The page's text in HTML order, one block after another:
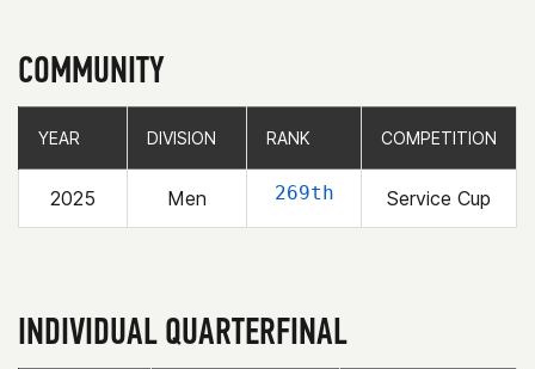
COMMUNITY
YEAR DIVISION RANK COMPETITION
2025 Men 269th Service Cup
YEAR DIVISION RANK COMPETITION
INDIVIDUAL QUARTERFINAL